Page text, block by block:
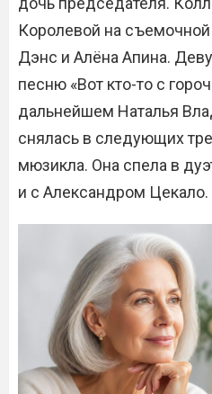
Королевой на
Дэнс и Алёна Апина.
песню «Вот кто-то с
дальнейшем Наталья
снялась в следующих
мюзикла. Она спела в
и с Александром Цекало.